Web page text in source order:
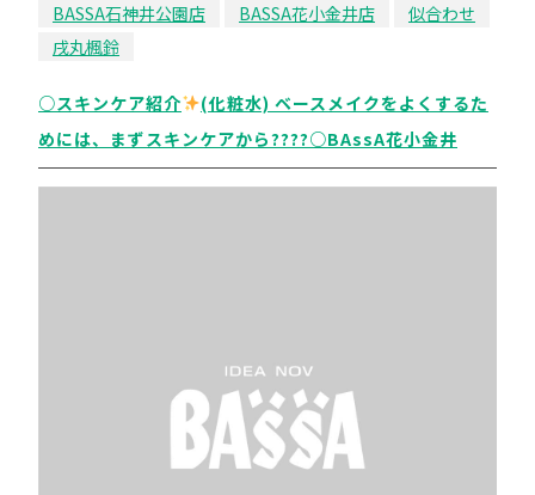
BASSA石神井公園店
BASSA花小金井店
似合わせ
戌丸楓鈴
○スキンケア紹介
(化粧水) ベースメイクをよくするた
めには、まずスキンケアから????○BAssA花小金井